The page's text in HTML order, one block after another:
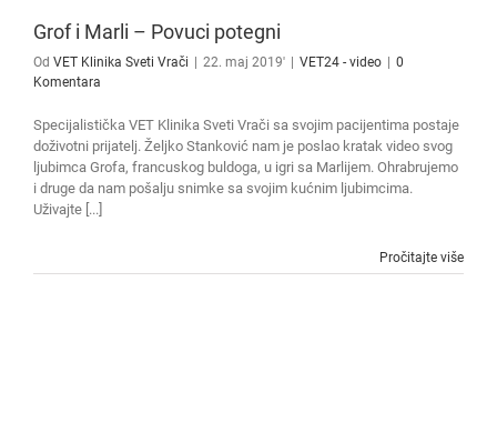
Grof i Marli – Povuci potegni
Od VET Klinika Sveti Vrači 22. maj 2019' VET24 - video
0
Komentara
Specijalistička VET Klinika Sveti Vrači sa svojim pacijentima postaje
doživotni prijatelj. Željko Stanković nam je poslao kratak video svog
ljubimca Grofa, francuskog buldoga, u igri sa Marlijem. Ohrabrujemo
i druge da nam pošalju snimke sa svojim kućnim ljubimcima.
Uživajte [...]
Pročitajte više